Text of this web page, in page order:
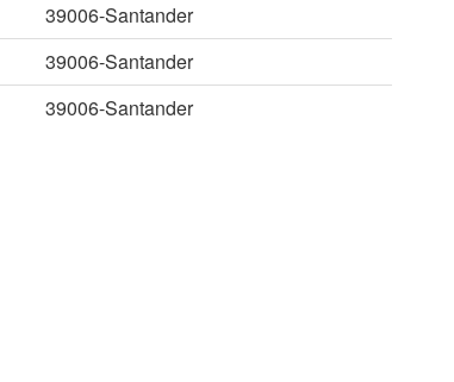
39006-Santander
39006-Santander
39006-Santander